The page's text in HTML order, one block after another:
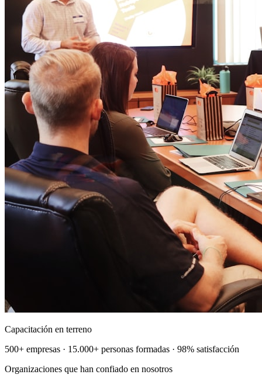
Capacitación en terreno
500+ empresas · 15.000+ personas formadas · 98% satisfacción
Organizaciones que han confiado en nosotros